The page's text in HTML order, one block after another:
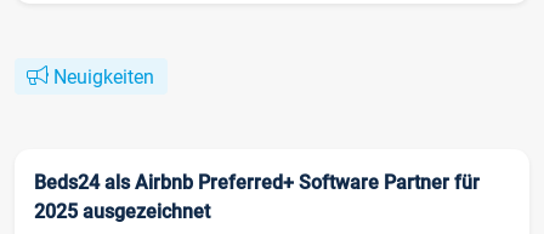
Neuigkeiten
Beds24 als Airbnb Preferred+ Software Partner für
2025 ausgezeichnet